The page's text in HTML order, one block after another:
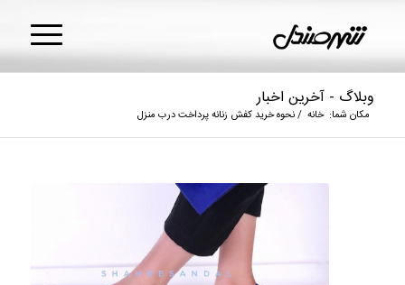
وبلاگ - آخرین اخبار
مکان شما: خانه /نحوه خرید کفش زنانه پرداخت درب منزل